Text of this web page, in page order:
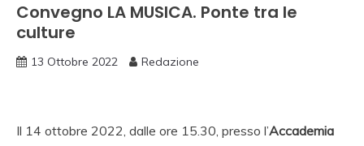
Convegno LA MUSICA. Ponte tra le
culture
13 Ottobre 2022 Redazione
Il 14 ottobre 2022, dalle ore 15.30, presso l’Accademia